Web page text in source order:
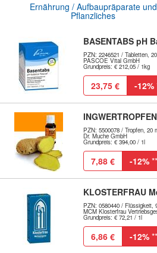
Ernährung / Aufbaupräparate und
Pflanzliches
BASENTABS pH
PZN: 2246521 / Tabletten,
PASCOE Vital GmbH
Grundpreis: € 212,05 / 1kg
23,75 € -12%
PZN: 5500078 / Tropfen, 20
Dr. Muche GmbH
Grundpreis: € 394,00 / 1l
7,88 € -12% **
KLOSTERFRAU
PZN: 0580440 / Flüssigkeit,
MCM Klosterfrau
Grundpreis: € 72,21 / 1l
6,86 € -12% **